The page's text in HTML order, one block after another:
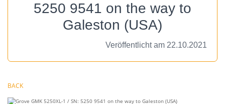
5250 9541 on the way to
Galeston (USA)
Veröffentlicht am 22.10.2021
BACK